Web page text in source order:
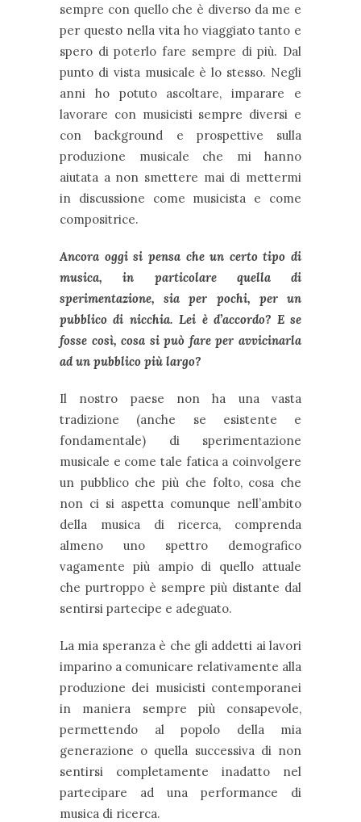
sempre con quello che è diverso da me e
per questo nella vita ho viaggiato tanto e
spero di poterlo fare sempre di più. Dal
punto di vista musicale è lo stesso. Negli
anni ho potuto ascoltare, imparare e
lavorare con musicisti sempre diversi e
con background e prospettive sulla
produzione musicale che mi hanno
aiutata a non smettere mai di mettermi
in discussione come musicista e come
compositrice.
Ancora oggi si pensa che un certo tipo di
musica, in particolare quella di
sperimentazione, sia per pochi, per un
pubblico di nicchia. Lei è d’accordo? E se
fosse così, cosa si può fare per avvicinarla
ad un pubblico più largo?
Il nostro paese non ha una vasta
tradizione (anche se esistente e
fondamentale) di sperimentazione
musicale e come tale fatica a coinvolgere
un pubblico che più che folto, cosa che
non ci si aspetta comunque nell’ambito
della musica di ricerca, comprenda
almeno uno spettro demografico
vagamente più ampio di quello attuale
che purtroppo è sempre più distante dal
sentirsi partecipe e adeguato.
La mia speranza è che gli addetti ai lavori
imparino a comunicare relativamente alla
produzione dei musicisti contemporanei
in maniera sempre più consapevole,
permettendo al popolo della mia
generazione o quella successiva di non
sentirsi completamente inadatto nel
partecipare ad una performance di
musica di ricerca.